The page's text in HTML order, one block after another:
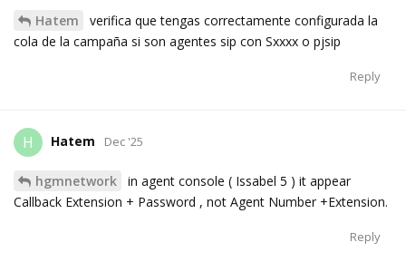
Hatem
verifica que tengas correctamente configurada la
cola de la campaña si son agentes sip con Sxxxx o pjsip
Reply
H Hatem Dec '25
hgmnetwork
in agent console ( Issabel 5 ) it appear
Callback Extension + Password , not Agent Number +Extension.
Reply